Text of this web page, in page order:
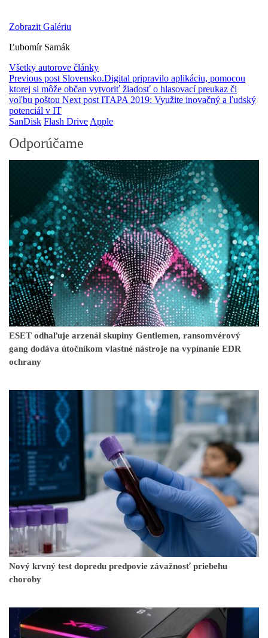
Zobrazit Galériu
Ľubomír Samák
Všetky autorove články
Previous post Slovensko.Digital pripravilo aplikáciu, pomocou
ktorej si môže občan vytvoriť žiadosť o hlasovací preukaz či
voľbu poštou Next post ITAPA 2019: Využite inovačný a ľudský
potenciál v IT
SanDisk Flash Drive Apple
Odporúčame
ESET odhaľuje arzenál skupiny Gentlemen, ransomvérový
gang dodáva útočníkom vlastné nástroje na vypínanie EDR
ochrany
Nový krvný test dopredu predpovie závažnosť priebehu
choroby